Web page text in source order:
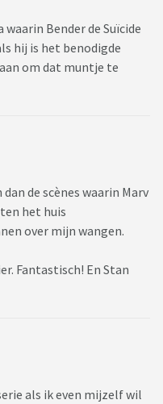
Bender de Suïcide
hij is het benodigde
om dat muntje te
de scènes waarin Marv
het huis
over mijn wangen.
Fantastisch! En Stan
als ik even mijzelf wil